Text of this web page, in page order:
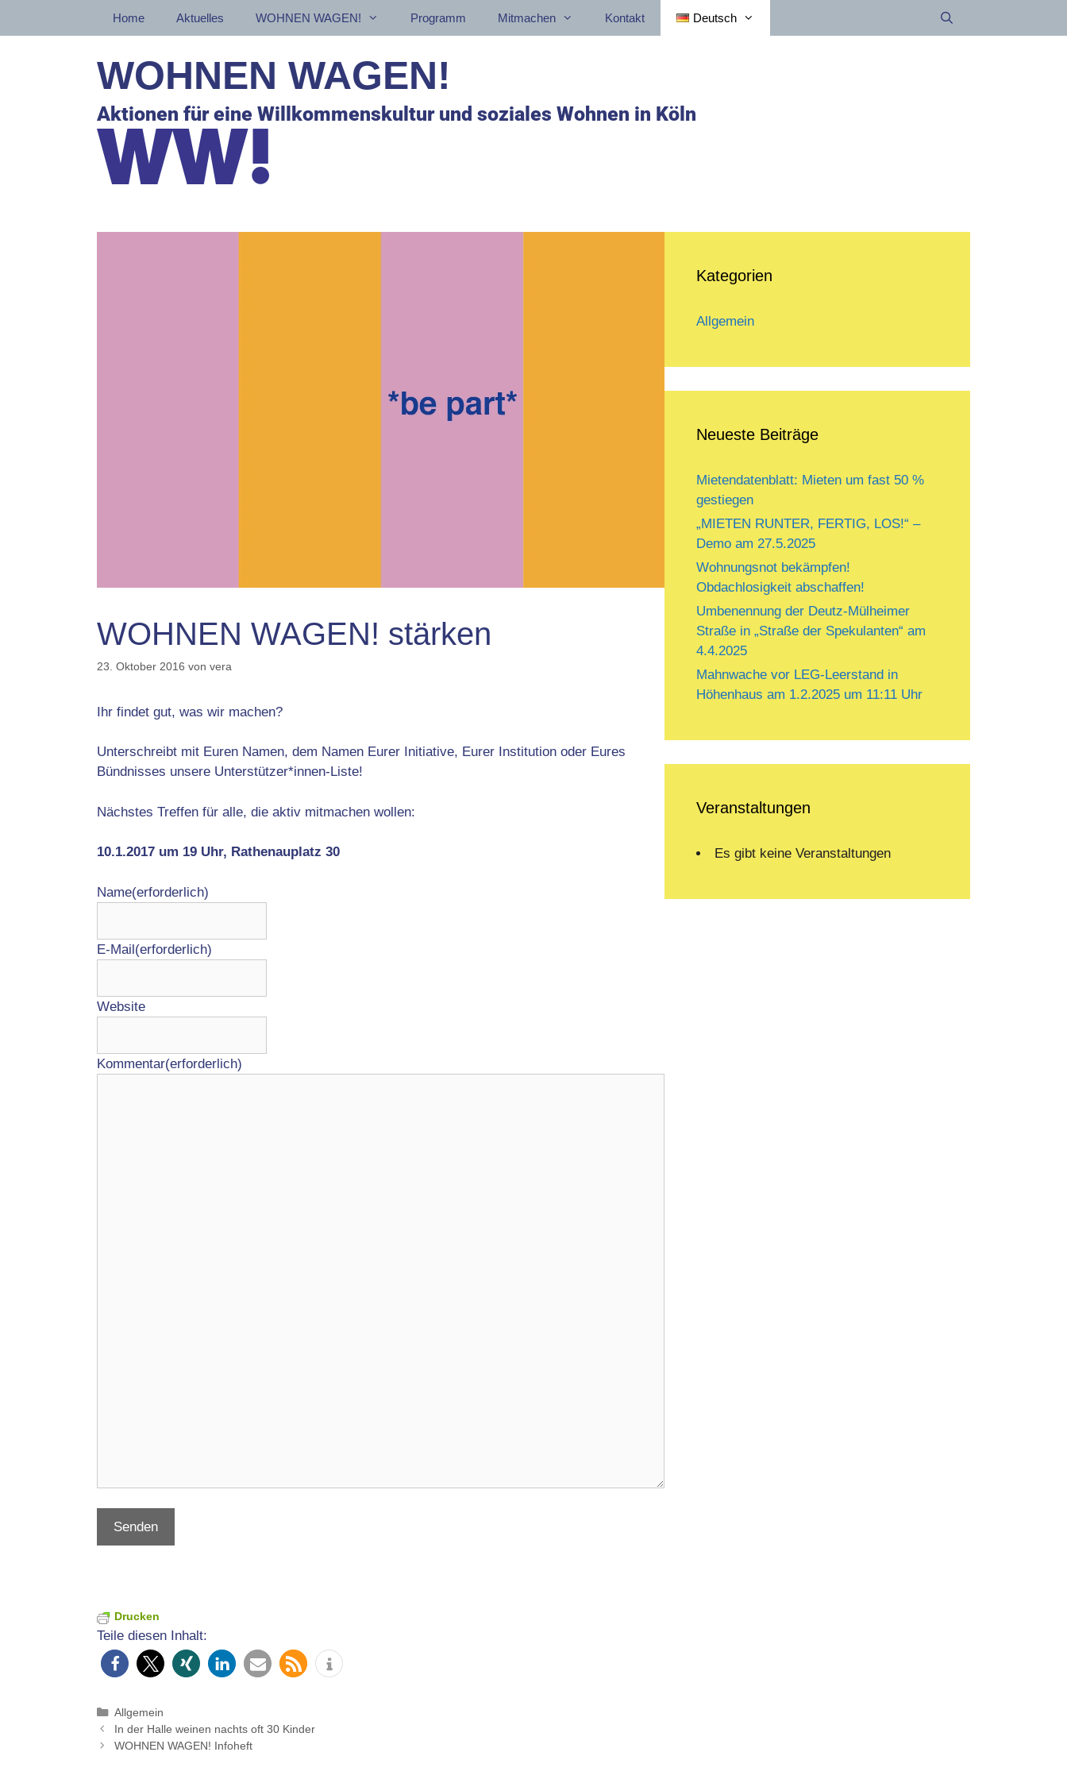
Home Aktuelles WOHNEN WAGEN! Programm Mitmachen Kontakt Deutsch
WOHNEN WAGEN!
Aktionen für eine Willkommenskultur und soziales Wohnen in Köln
WOHNEN WAGEN! stärken
23. Oktober 2016 von vera
Ihr findet gut, was wir machen?
Unterschreibt mit Euren Namen, dem Namen Eurer Initiative, Eurer Institution oder Eures
Bündnisses unsere Unterstützer*innen-Liste!
Nächstes Treffen für alle, die aktiv mitmachen wollen:
10.1.2017 um 19 Uhr, Rathenauplatz 30
Name(erforderlich)
E-Mail(erforderlich)
Website
Kommentar(erforderlich)
Senden
Drucken
Teile diesen Inhalt:
Kategorien
Allgemein
In der Halle weinen nachts oft 30 Kinder
WOHNEN WAGEN! Infoheft
Kategorien
Allgemein
Neueste Beiträge
Mietendatenblatt: Mieten um fast 50 %
gestiegen
„MIETEN RUNTER, FERTIG, LOS!“ –
Demo am 27.5.2025
Wohnungsnot bekämpfen!
Obdachlosigkeit abschaffen!
Umbenennung der Deutz-Mülheimer
Straße in „Straße der Spekulanten“ am
4.4.2025
Mahnwache vor LEG-Leerstand in
Höhenhaus am 1.2.2025 um 11:11 Uhr
Veranstaltungen
Es gibt keine Veranstaltungen